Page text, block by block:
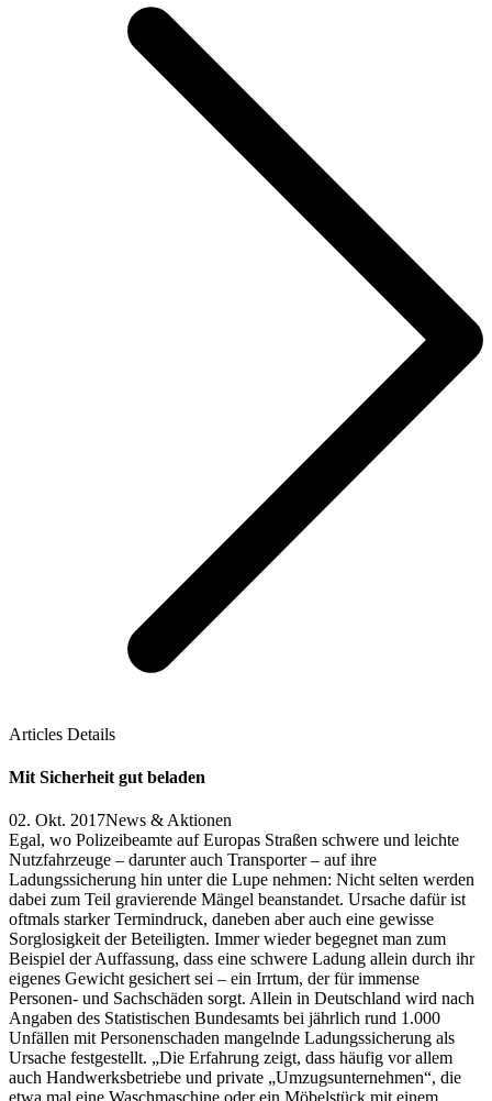
Articles Details
Mit Sicherheit gut beladen
02. Okt. 2017News & Aktionen
Egal, wo Polizeibeamte auf Europas Straßen schwere und leichte
Nutzfahrzeuge – darunter auch Transporter – auf ihre
Ladungssicherung hin unter die Lupe nehmen: Nicht selten werden
dabei zum Teil gravierende Mängel beanstandet. Ursache dafür ist
oftmals starker Termindruck, daneben aber auch eine gewisse
Sorglosigkeit der Beteiligten. Immer wieder begegnet man zum
Beispiel der Auffassung, dass eine schwere Ladung allein durch ihr
eigenes Gewicht gesichert sei – ein Irrtum, der für immense
Personen- und Sachschäden sorgt. Allein in Deutschland wird nach
Angaben des Statistischen Bundesamts bei jährlich rund 1.000
Unfällen mit Personenschaden mangelnde Ladungssicherung als
Ursache festgestellt. „Die Erfahrung zeigt, dass häufig vor allem
auch Handwerksbetriebe und private „Umzugsunternehmen“, die